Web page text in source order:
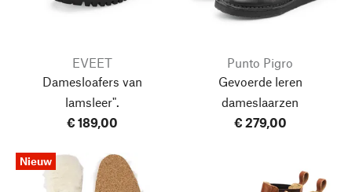
EVEET
Damesloafers van
lamsleer".
€ 189,00
Punto Pigro
Gevoerde leren
dameslaarzen
€ 279,00
Nieuw